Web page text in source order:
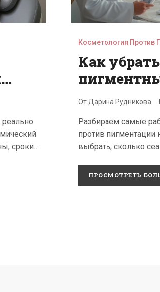
сроки
Косметология Против
Как убрать
лице:
цены и
действий
От Дарина Рудникова
Разбираем самые
против пигментации
выбрать, сколько
ПРОСМОТРЕТЬ